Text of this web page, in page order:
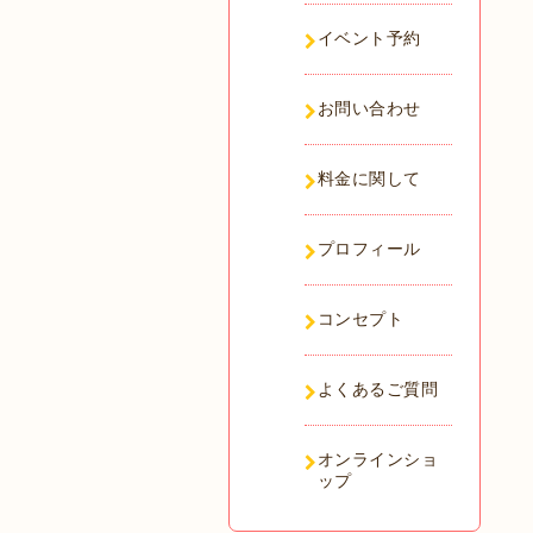
イベント予約
お問い合わせ
料金に関して
プロフィール
コンセプト
よくあるご質問
オンラインショ
ップ